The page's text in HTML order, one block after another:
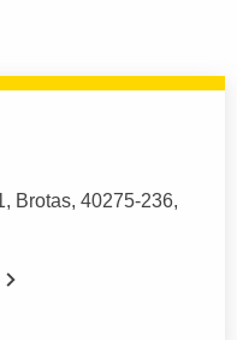
Brotas, 40275-236,